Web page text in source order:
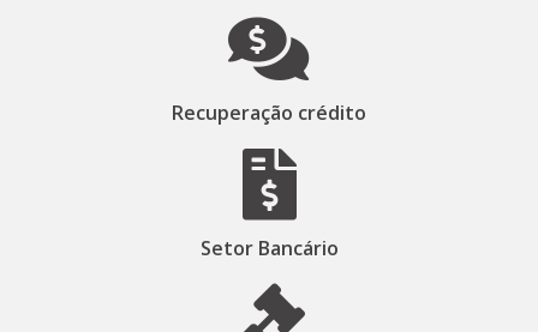
Recuperação crédito
Setor Bancário